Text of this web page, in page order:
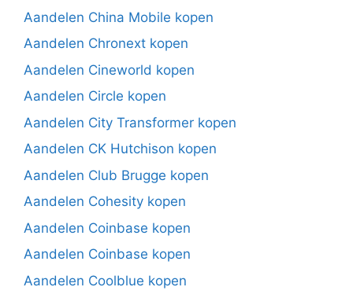
Aandelen China Mobile kopen
Aandelen Chronext kopen
Aandelen Cineworld kopen
Aandelen Circle kopen
Aandelen City Transformer kopen
Aandelen CK Hutchison kopen
Aandelen Club Brugge kopen
Aandelen Cohesity kopen
Aandelen Coinbase kopen
Aandelen Coinbase kopen
Aandelen Coolblue kopen